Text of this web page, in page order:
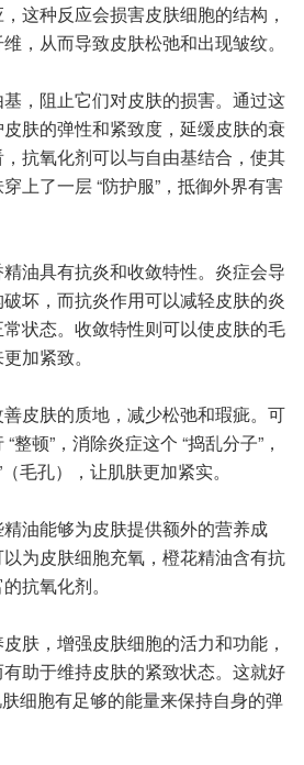
这种反应会损害皮肤细胞的结构，
，从而导致皮肤松弛和出现皱纹。
，阻止它们对皮肤的损害。通过这
肤的弹性和紧致度，延缓皮肤的衰
抗氧化剂可以与自由基结合，使其
上了一层 “防护服”，抵御外界有害
油具有抗炎和收敛特性。炎症会导
坏，而抗炎作用可以减轻皮肤的炎
状态。收敛特性则可以使皮肤的毛
加紧致。
皮肤的质地，减少松弛和瑕疵。可
整顿”，消除炎症这个 “捣乱分子”，
毛孔），让肌肤更加紧实。
油能够为皮肤提供额外的营养成
为皮肤细胞充氧，橙花精油含有抗
抗氧化剂。
肤，增强皮肤细胞的活力和功能，
助于维持皮肤的紧致状态。这就好
细胞有足够的能量来保持自身的弹